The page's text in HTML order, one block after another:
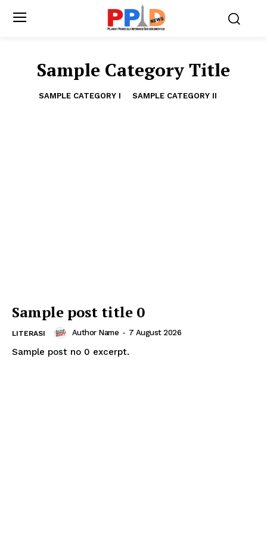
Sample Category Title
SAMPLE CATEGORY I SAMPLE CATEGORY II
Sample post title 0
LITERASI Author Name - 7 August 2026
Sample post no 0 excerpt.